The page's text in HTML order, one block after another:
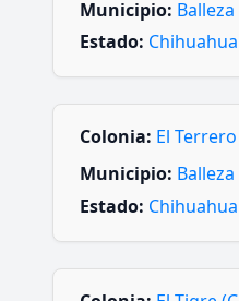
Municipio: Balleza
Estado: Chihuahua
Colonia: El Terrero
Municipio: Balleza
Estado: Chihuahua